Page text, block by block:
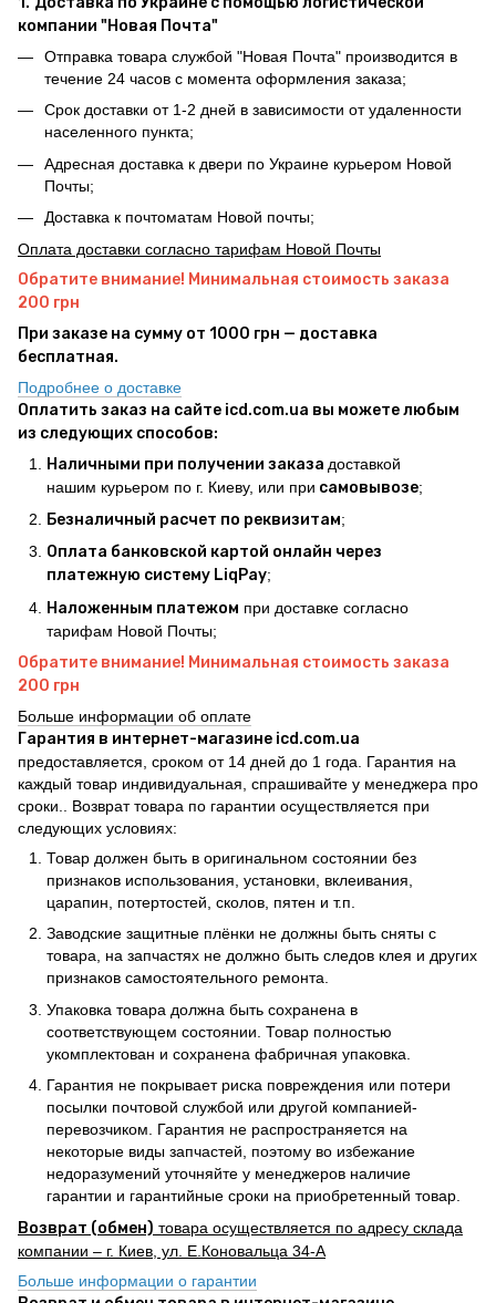
компании "Новая Почта"
Отправка товара службой "Новая Почта" производится в
течение 24 часов с момента оформления заказа;
Срок доставки от 1-2 дней в зависимости от удаленности
населенного пункта;
Адресная доставка к двери по Украине курьером Новой
Почты;
Доставка к почтоматам Новой почты;
Оплата доставки согласно тарифам Новой Почты
Обратите внимание! Минимальная стоимость заказа
200 грн
При заказе на сумму от 1000 грн — доставка
бесплатная.
Подробнее о доставке
Оплатить заказ на сайте icd.com.ua вы можете любым
из следующих способов:
Наличными при получении заказа доставкой
нашим курьером по г. Киеву, или при самовывозе;
Безналичный расчет по реквизитам;
Оплата банковской картой онлайн через
платежную систему LiqPay;
Наложенным платежом при доставке согласно
тарифам Новой Почты;
Обратите внимание! Минимальная стоимость заказа
200 грн
Больше информации об оплате
Гарантия в интернет-магазине icd.com.ua
предоставляется, сроком от 14 дней до 1 года. Гарантия на
каждый товар индивидуальная, спрашивайте у менеджера про
сроки.. Возврат товара по гарантии осуществляется при
следующих условиях:
Товар должен быть в оригинальном состоянии без
признаков использования, установки, вклеивания,
царапин, потертостей, сколов, пятен и т.п.
Заводские защитные плёнки не должны быть сняты с
товара, на запчастях не должно быть следов клея и других
признаков самостоятельного ремонта.
Упаковка товара должна быть сохранена в
соответствующем состоянии. Товар полностью
укомплектован и сохранена фабричная упаковка.
Гарантия не покрывает риска повреждения или потери
посылки почтовой службой или другой компанией-
перевозчиком. Гарантия не распространяется на
некоторые виды запчастей, поэтому во избежание
недоразумений уточняйте у менеджеров наличие
гарантии и гарантийные сроки на приобретенный товар.
Возврат (обмен) товара осуществляется по адресу склада
компании – г. Киев, ул. Е.Коновальца 34-А
Больше информации о гарантии